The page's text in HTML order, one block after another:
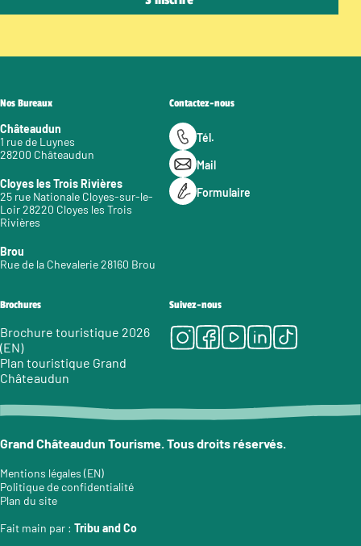
Nos Bureaux
Châteaudun
1 rue de Luynes
28200 Châteaudun
Cloyes les Trois Rivières
25 rue Nationale Cloyes-sur-le-
Loir 28220 Cloyes les Trois
Rivières
Brou
Rue de la Chevalerie 28160 Brou
Contactez-nous
Tél.
Mail
Formulaire
Brochures
Brochure touristique 2026
(EN)
Plan touristique Grand
Châteaudun
Suivez-nous
Instagram
Facebook
Youtube
LinkedIn
Tiktok
Grand Châteaudun Tourisme. Tous droits réservés.
Mentions légales (EN)
Politique de confidentialité
Plan du site
Fait main par : Tribu and Co